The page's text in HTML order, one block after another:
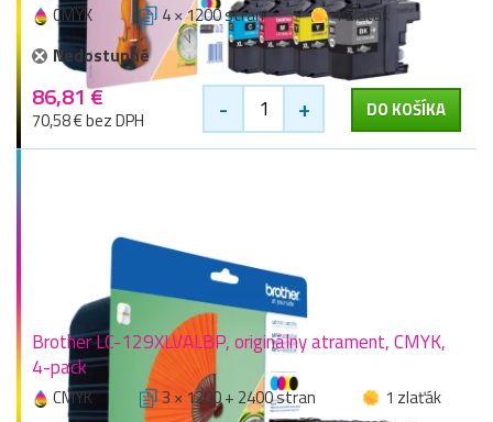
CMYK 4 × 1200 stran
1 zlaťák
Nedostupné
86,81 €
70,58 € bez DPH - + DO KOŠÍKA
Brother LC-129XLVALBP, originálny atrament, CMYK,
4-pack
CMYK 3 × 1200 + 2400 stran
1 zlaťák